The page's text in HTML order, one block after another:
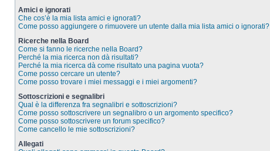
Amici e ignorati
Che cos’è la mia lista amici e ignorati?
Come posso aggiungere o rimuovere un utente dalla mia lista amici o ignorati?
Ricerche nella Board
Come si fanno le ricerche nella Board?
Perché la mia ricerca non dà risultati?
Perché la mia ricerca dà come risultato una pagina vuota?
Come posso cercare un utente?
Come posso trovare i miei messaggi e i miei argomenti?
Sottoscrizioni e segnalibri
Qual è la differenza fra segnalibri e sottoscrizioni?
Come posso sottoscrivere un segnalibro o un argomento specifico?
Come posso sottoscrivere un forum specifico?
Come cancello le mie sottoscrizioni?
Allegati